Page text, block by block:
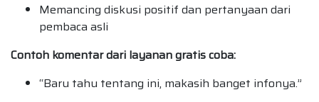
Memancing diskusi positif dan pertanyaan dari
pembaca asli
Contoh komentar dari layanan gratis coba:
“Baru tahu tentang ini, makasih banget infonya.”